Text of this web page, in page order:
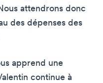
attendrons donc
des dépenses des
apprend une
continue à